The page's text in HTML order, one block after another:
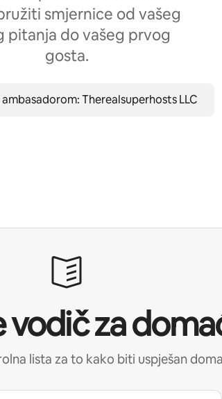
smjernice od vašeg
pitanja do vašeg prvog
gosta.
ambasadorom: Therealsuperhosts LLC
vodič za
lista za to kako biti uspješan